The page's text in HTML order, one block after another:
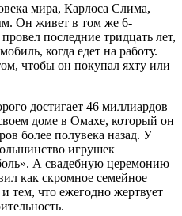
мира, Карлоса Слима,
Он живет в том же 6-
последние тридцать лет,
когда едет на работу.
чтобы он покупал яхту или
достигает 46 миллиардов
доме в Омахе, который он
более полувека назад. У
игрушек
А свадебную церемонию
как скромное семейное
тем, что ежегодно жертвует